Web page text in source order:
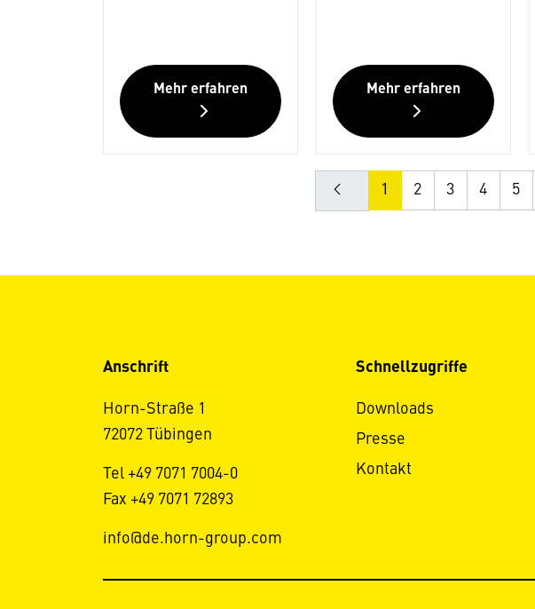
Mehr erfahren Mehr erfahren
1 2 3 4 5
Anschrift
Horn-Straße 1
72072 Tübingen
Tel +49 7071 7004-0
Fax +49 7071 72893
info@de.horn-group.com
Schnellzugriffe
Downloads
Presse
Kontakt